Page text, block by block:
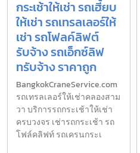
กระเช้าให้เช่า รถเฮี้ยบ
ให้เช่า รถเทรลเลอร์ให้
เช่า รถโฟลค์ลิฟต์
รับจ้าง รถเอ็กซ์ลิฟ
ทรับจ้าง ราคาถูก
BangkokCraneService.com
รถเทรลเลอร์ให้เช่าคลองสาม
วา บริการรถกระเช้าให้เช่า
ครบวงจร เช่ารถกระเช้า รถ
โฟล์คลิฟท์ รถเครนกระเ